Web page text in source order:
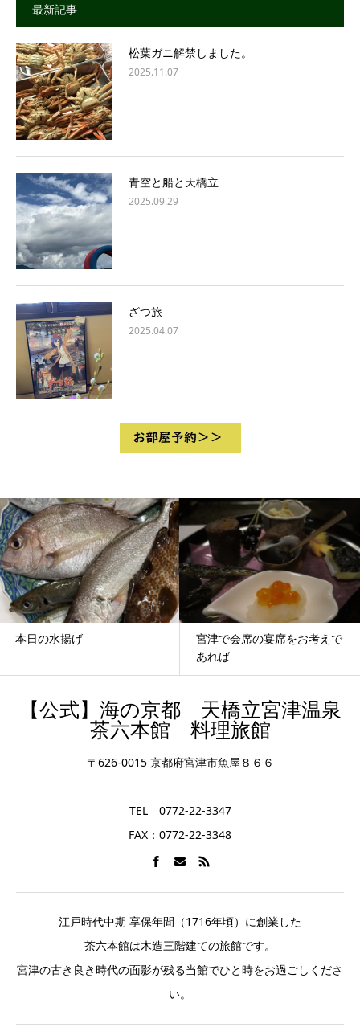
最新記事
松葉ガニ解禁しました。
2025.11.07
青空と船と天橋立
2025.09.29
ざつ旅
2025.04.07
本日の水揚げ
宮津で会席の宴席をお考えで
あれば
【公式】海の京都 天橋立宮津温泉
茶六本館 料理旅館
〒626-0015 京都府宮津市魚屋８６６
TEL 0772-22-3347
FAX：0772-22-3348
江戸時代中期 享保年間（1716年頃）に創業した
茶六本館は木造三階建ての旅館です。
宮津の古き良き時代の面影が残る当館でひと時をお過ごしくださ
い。